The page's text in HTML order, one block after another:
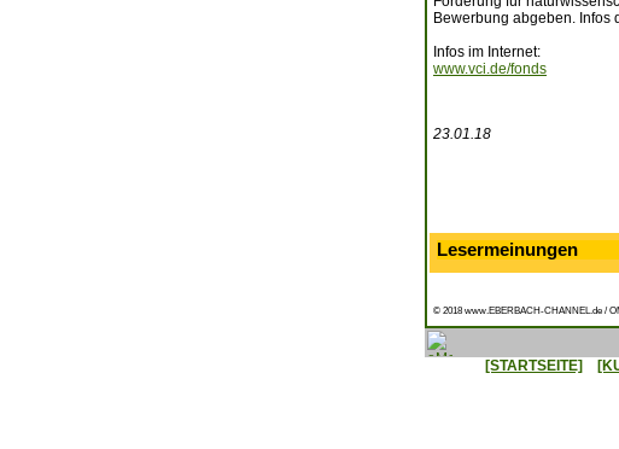
Bewerbung abgeben. Infos
Infos im Internet:
www.vci.de/fonds
23.01.18
Lesermeinungen
© 2018 www.EBERBACH-CHANNEL.de /
[STARTSEITE]